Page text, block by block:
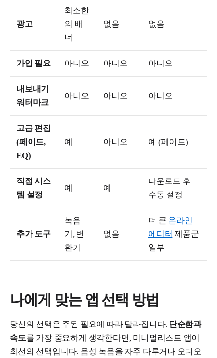
광고
최소한
의 배
너
없음 없음
가입 필요 아니오 아니오 아니오
내보내기
워터마크
아니오 아니오 아니오
고급 편집
(페이드,
EQ)
예 아니오 예 (페이드)
직접 시스
템 설정
예 예
다운로드 후
수동 설정
추가 도구
녹음
기, 변
환기
없음
더 큰 온라인
에디터 제품군
일부
나에게 맞는 앱 선택 방법
당신의 선택은 주된 필요에 따라 달라집니다. 단순함과
속도를 가장 중요하게 생각한다면, 미니멀리스트 앱이
최선의 선택입니다. 음성 녹음을 자주 다루거나 오디오